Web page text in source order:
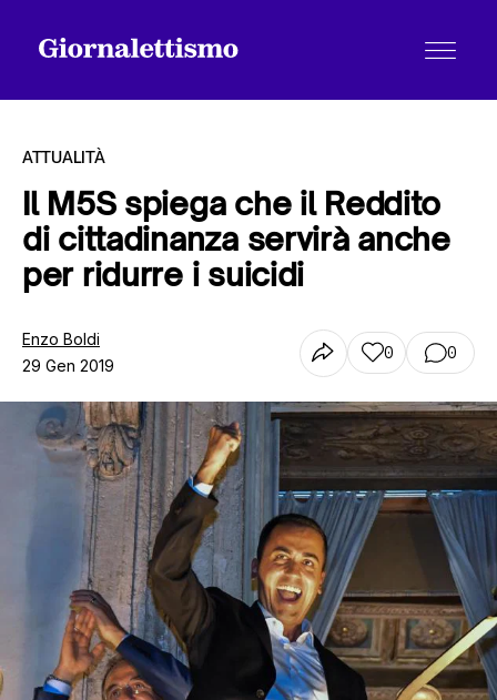
Tutti gli articoli
Chi siamo
Contatti
ATTUALITÀ
Il M5S spiega che il Reddito
di cittadinanza servirà anche
per ridurre i suicidi
Enzo Boldi
29 Gen 2019
0 0